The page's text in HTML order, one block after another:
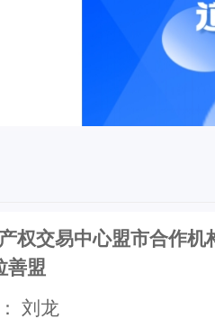
权交易中心盟市合作机
善盟
刘龙